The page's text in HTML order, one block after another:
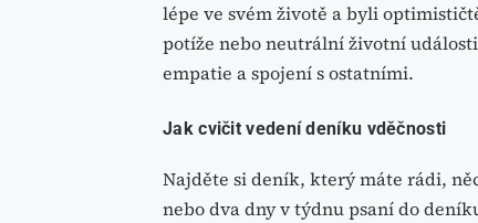
lépe ve svém životě a byli
potíže nebo neutrální životní
empatie a spojení s ostatními.
Jak cvičit vedení deníku vděčnosti
Najděte si deník, který máte rádi,
nebo dva dny v týdnu psaní do